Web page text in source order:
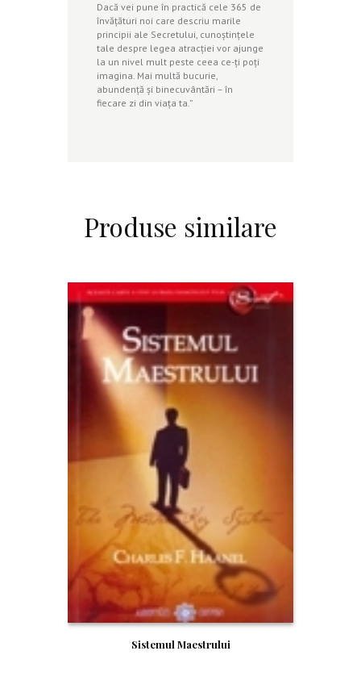
Dacă vei pune în practică cele 365 de
învăţături noi care descriu marile
principii ale Secretului, cunoştinţele
tale despre legea atracţiei vor ajunge
la un nivel mult peste ceea ce-ţi poţi
imagina. Mai multă bucurie,
abundenţă şi binecuvântări – în
fiecare zi din viaţa ta.”
Produse similare
Sistemul Maestrului